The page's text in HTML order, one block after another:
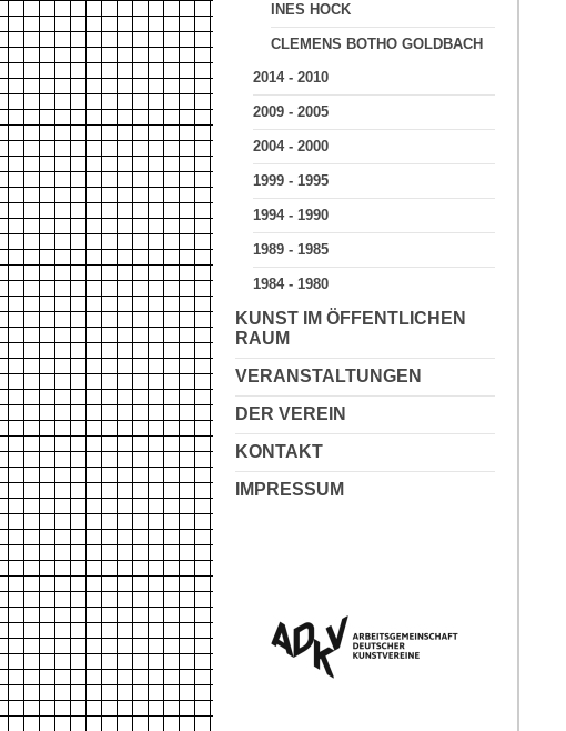
INES HOCK
CLEMENS BOTHO GOLDBACH
2014 - 2010
2009 - 2005
2004 - 2000
1999 - 1995
1994 - 1990
1989 - 1985
1984 - 1980
KUNST IM ÖFFENTLICHEN
RAUM
VERANSTALTUNGEN
DER VEREIN
KONTAKT
IMPRESSUM